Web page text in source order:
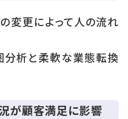
変更によって人の流れ
析と柔軟な業態転換
が顧客満足に影響